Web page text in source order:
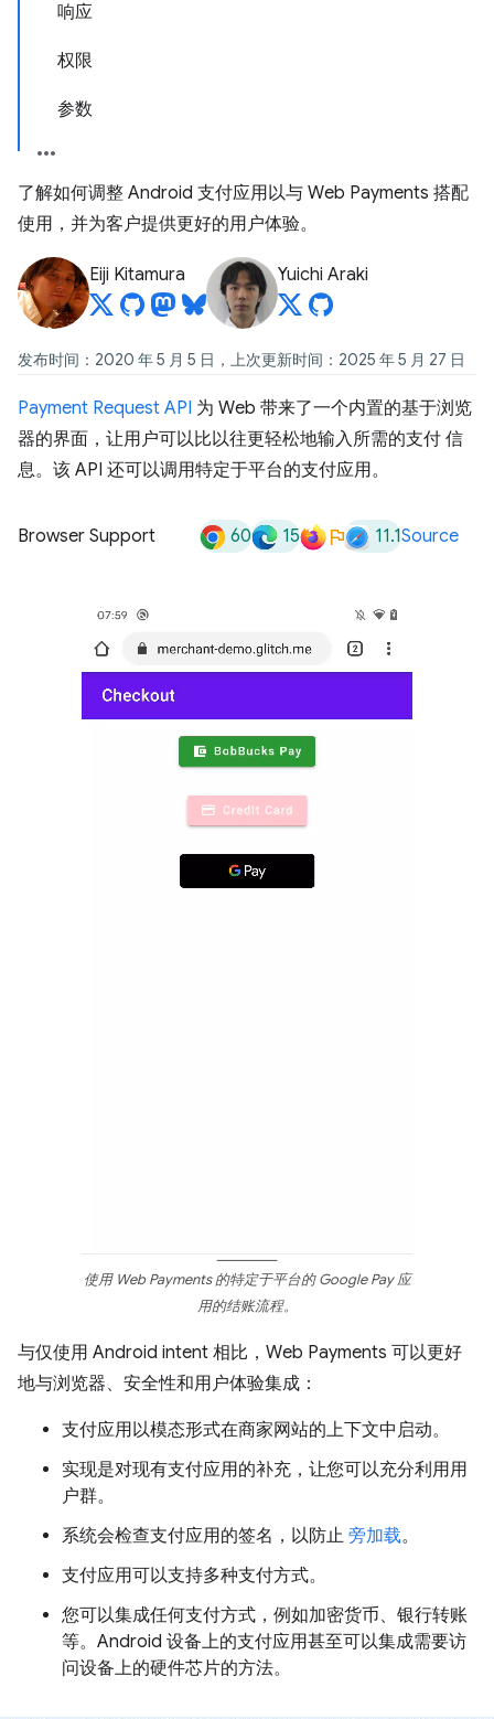
响应
权限
参数
了解如何调整 Android 支付应用以与 Web Payments 搭配
使用，并为客户提供更好的用户体验。
Eiji Kitamura Yuichi Araki
发布时间：2020 年 5 月 5 日，上次更新时间：2025 年 5 月 27 日
Payment Request API 为 Web 带来了一个内置的基于浏览
器的界面，让用户可以比以往更轻松地输入所需的支付 信
息。该 API 还可以调用特定于平台的支付应用。
Browser Support 60 15 11.1Source
使用 Web Payments 的特定于平台的 Google Pay 应
用的结账流程。
与仅使用 Android intent 相比，Web Payments 可以更好
地与浏览器、安全性和用户体验集成：
支付应用以模态形式在商家网站的上下文中启动。
实现是对现有支付应用的补充，让您可以充分利用用
户群。
系统会检查支付应用的签名，以防止 旁加载。
支付应用可以支持多种支付方式。
您可以集成任何支付方式，例如加密货币、银行转账
等。Android 设备上的支付应用甚至可以集成需要访
问设备上的硬件芯片的方法。